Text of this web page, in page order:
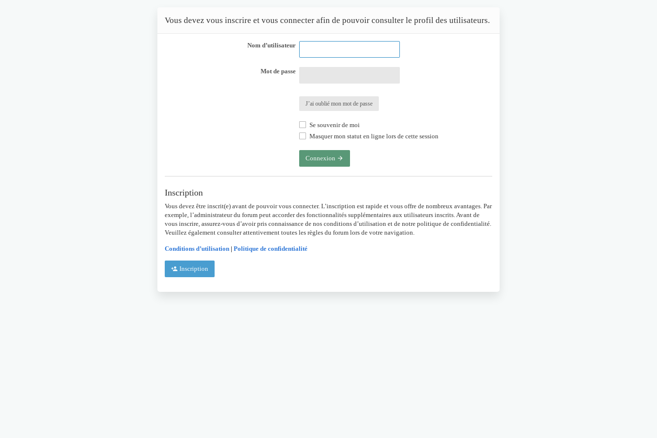
Vous devez vous inscrire et vous connecter afin de pouvoir consulter le profil des utilisateurs.
Nom d’utilisateur
Mot de passe
J’ai oublié mon mot de passe
Se souvenir de moi
Masquer mon statut en ligne lors de cette session
Connexion
Inscription
Vous devez être inscrit(e) avant de pouvoir vous connecter. L’inscription est rapide et vous offre de nombreux avantages. Par
exemple, l’administrateur du forum peut accorder des fonctionnalités supplémentaires aux utilisateurs inscrits. Avant de
vous inscrire, assurez-vous d’avoir pris connaissance de nos conditions d’utilisation et de notre politique de confidentialité.
Veuillez également consulter attentivement toutes les règles du forum lors de votre navigation.
Conditions d’utilisation | Politique de confidentialité
Inscription